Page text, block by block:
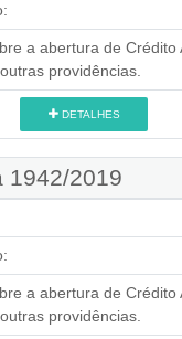
a abertura de Crédito
providências.
DETALHES
1942/2019
a abertura de Crédito
providências.